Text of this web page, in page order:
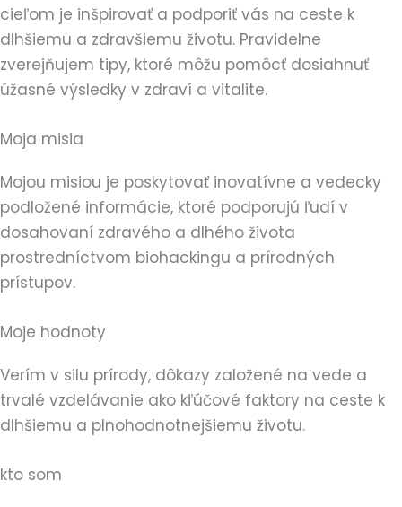
cieľom je inšpirovať a podporiť vás na ceste k
dlhšiemu a zdravšiemu životu. Pravidelne
zverejňujem tipy, ktoré môžu pomôcť dosiahnuť
úžasné výsledky v zdraví a vitalite.
Moja misia
Mojou misiou je poskytovať inovatívne a vedecky
podložené informácie, ktoré podporujú ľudí v
dosahovaní zdravého a dlhého života
prostredníctvom biohackingu a prírodných
prístupov.
Moje hodnoty
Verím v silu prírody, dôkazy založené na vede a
trvalé vzdelávanie ako kľúčové faktory na ceste k
dlhšiemu a plnohodnotnejšiemu životu.
kto som